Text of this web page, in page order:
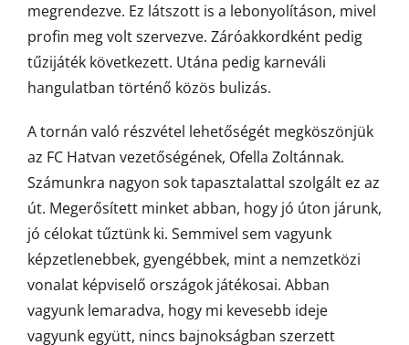
megrendezve. Ez látszott is a lebonyolításon, mivel
profin meg volt szervezve. Záróakkordként pedig
tűzijáték következett. Utána pedig karneváli
hangulatban történő közös bulizás.
A tornán való részvétel lehetőségét megköszönjük
az FC Hatvan vezetőségének, Ofella Zoltánnak.
Számunkra nagyon sok tapasztalattal szolgált ez az
út. Megerősített minket abban, hogy jó úton járunk,
jó célokat tűztünk ki. Semmivel sem vagyunk
képzetlenebbek, gyengébbek, mint a nemzetközi
vonalat képviselő országok játékosai. Abban
vagyunk lemaradva, hogy mi kevesebb ideje
vagyunk együtt, nincs bajnokságban szerzett